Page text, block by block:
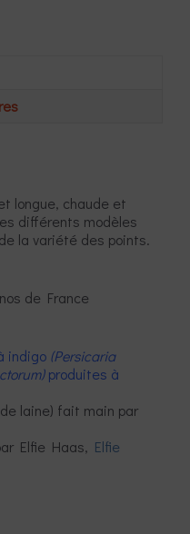
longue, chaude et
différents modèles
la variété des points.
de France
indigo (Persicaria
produites à
laine) fait main par
Elfie Haas, Elfie